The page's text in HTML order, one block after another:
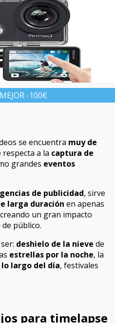
MEJOR -100€
se encuentra muy de
a la captura de
grandes eventos
de publicidad, sirve
larga duración en apenas
un gran impacto
público.
deshielo de la nieve de
estrellas por la noche, la
largo del día, festivales
para timelapse